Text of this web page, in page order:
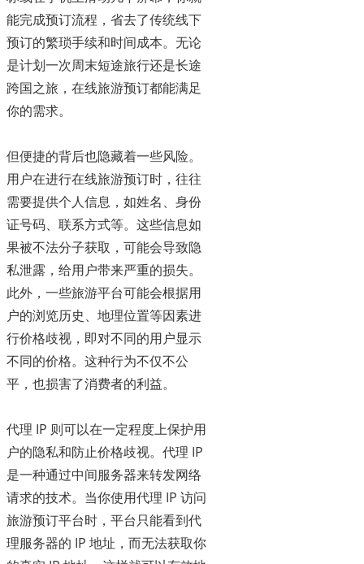
能完成预订流程，省去了传统线下
预订的繁琐手续和时间成本。无论
是计划一次周末短途旅行还是长途
跨国之旅，在线旅游预订都能满足
你的需求。
但便捷的背后也隐藏着一些风险。
用户在进行在线旅游预订时，往往
需要提供个人信息，如姓名、身份
证号码、联系方式等。这些信息如
果被不法分子获取，可能会导致隐
私泄露，给用户带来严重的损失。
此外，一些旅游平台可能会根据用
户的浏览历史、地理位置等因素进
行价格歧视，即对不同的用户显示
不同的价格。这种行为不仅不公
平，也损害了消费者的利益。
代理 IP 则可以在一定程度上保护用
户的隐私和防止价格歧视。代理 IP
是一种通过中间服务器来转发网络
请求的技术。当你使用代理 IP 访问
旅游预订平台时，平台只能看到代
理服务器的 IP 地址，而无法获取你